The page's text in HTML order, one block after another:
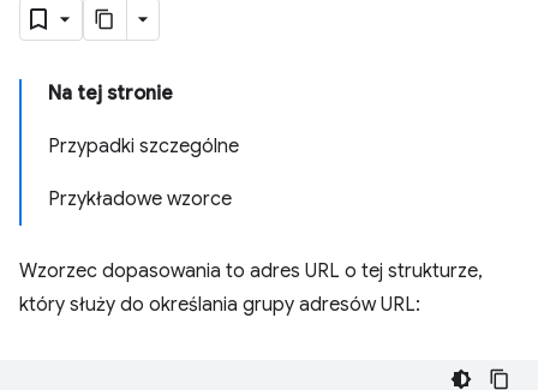
Na tej stronie
Przypadki szczególne
Przykładowe wzorce
Wzorzec dopasowania to adres URL o tej strukturze,
który służy do określania grupy adresów URL: